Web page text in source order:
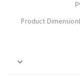
Product